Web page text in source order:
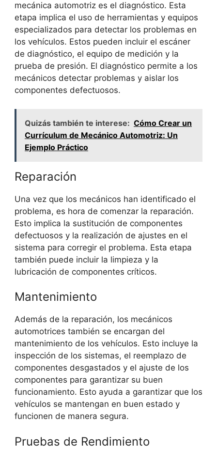
mecánica automotriz es el diagnóstico. Esta
etapa implica el uso de herramientas y equipos
especializados para detectar los problemas en
los vehículos. Estos pueden incluir el escáner
de diagnóstico, el equipo de medición y la
prueba de presión. El diagnóstico permite a los
mecánicos detectar problemas y aislar los
componentes defectuosos.
Quizás también te interese: Cómo Crear un
Currículum de Mecánico Automotriz: Un
Ejemplo Práctico
Reparación
Una vez que los mecánicos han identificado el
problema, es hora de comenzar la reparación.
Esto implica la sustitución de componentes
defectuosos y la realización de ajustes en el
sistema para corregir el problema. Esta etapa
también puede incluir la limpieza y la
lubricación de componentes críticos.
Mantenimiento
Además de la reparación, los mecánicos
automotrices también se encargan del
mantenimiento de los vehículos. Esto incluye la
inspección de los sistemas, el reemplazo de
componentes desgastados y el ajuste de los
componentes para garantizar su buen
funcionamiento. Esto ayuda a garantizar que los
vehículos se mantengan en buen estado y
funcionen de manera segura.
Pruebas de Rendimiento